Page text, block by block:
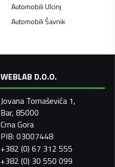
AutomobiliUlcinj
AutomobiliŠavnik
WEBLAB D.O.O.
Jovana Tomaševića 1,
Bar, 85000
Crna Gora
PIB: 03007448
+382 (0) 67 312 555
+382 (0) 30 550 099